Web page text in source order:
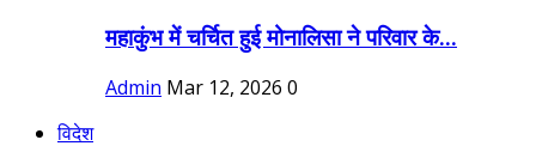
महाकुंभ में चर्चित हुई मोनालिसा ने परिवार के...
Admin Mar 12, 2026 0
विदेश